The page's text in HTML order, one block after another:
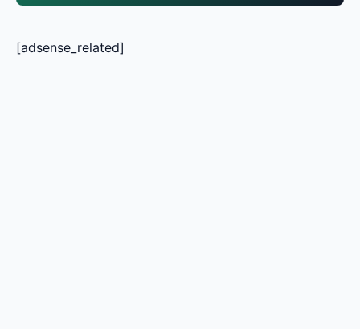
[adsense_related]